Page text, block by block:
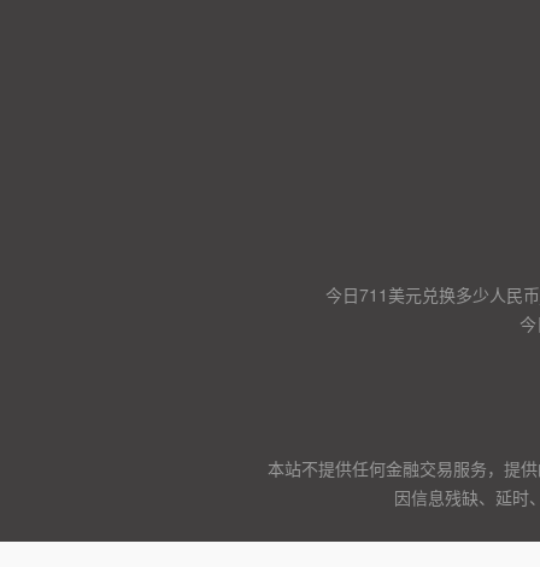
今日711美元兑换多少人民
本站不提供任何金融交易服务，提
因信息残缺、延时